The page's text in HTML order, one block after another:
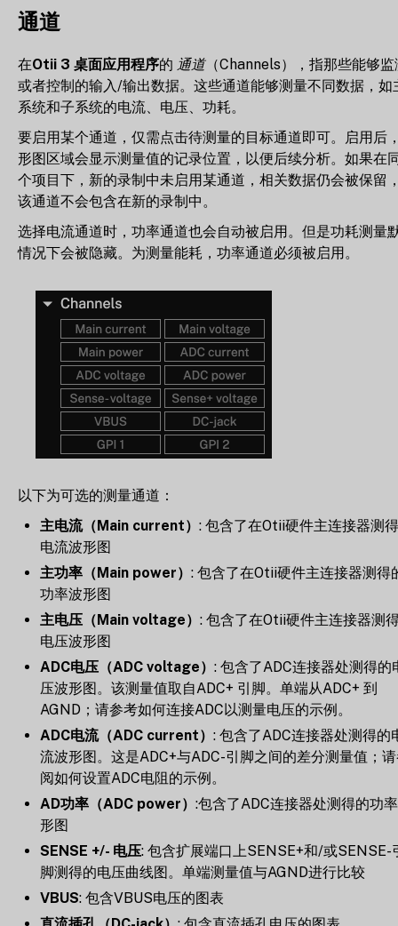
通道
在Otii 3 桌面应用程序的 通道（Channels），指那些能够监
或者控制的输入/输出数据。这些通道能够测量不同数据，如
系统和子系统的电流、电压、功耗。
要启用某个通道，仅需点击待测量的目标通道即可。启用后
形图区域会显示测量值的记录位置，以便后续分析。如果在
个项目下，新的录制中未启用某通道，相关数据仍会被保留
该通道不会包含在新的录制中。
选择电流通道时，功率通道也会自动被启用。但是功耗测量
情况下会被隐藏。为测量能耗，功率通道必须被启用。
以下为可选的测量通道：
主电流（Main current） : 包含了在Otii硬件主连接器测
电流波形图
主功率（Main power） : 包含了在Otii硬件主连接器测得
功率波形图
主电压（Main voltage） : 包含了在Otii硬件主连接器测
电压波形图
ADC电压（ADC voltage） : 包含了ADC连接器处测得的
压波形图。该测量值取自ADC+ 引脚。单端从ADC+ 到
AGND；请参考如何连接ADC以测量电压的示例。
ADC电流（ADC current） : 包含了ADC连接器处测得的
流波形图。这是ADC+与ADC-引脚之间的差分测量值；
阅如何设置ADC电阻的示例。
AD功率（ADC power） :包含了ADC连接器处测得的功
形图
SENSE +/- 电压: 包含扩展端口上SENSE+和/或SENSE-
脚测得的电压曲线图。单端测量值与AGND进行比较
VBUS: 包含VBUS电压的图表